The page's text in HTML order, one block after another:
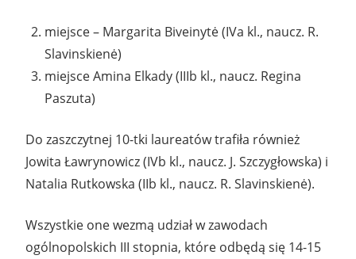
miejsce – Margarita Biveinytė (IVa kl., naucz. R.
Slavinskienė)
miejsce Amina Elkady (IIIb kl., naucz. Regina
Paszuta)
Do zaszczytnej 10-tki laureatów trafiła również
Jowita Ławrynowicz (IVb kl., naucz. J. Szczygłowska) i
Natalia Rutkowska (IIb kl., naucz. R. Slavinskienė).
Wszystkie one wezmą udział w zawodach
ogólnopolskich III stopnia, które odbędą się 14-15